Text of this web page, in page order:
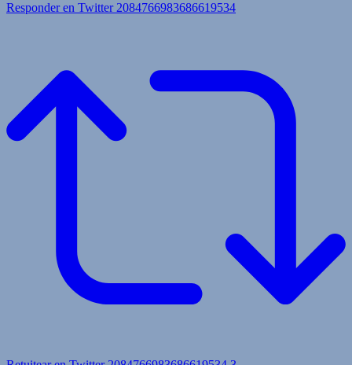
Responder en Twitter 2084766983686619534